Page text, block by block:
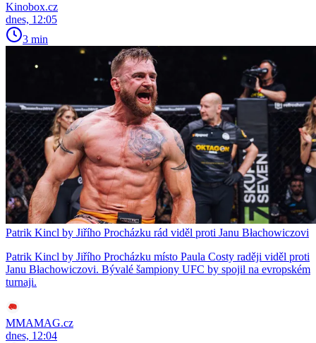
Kinobox.cz
dnes, 12:05
3 min
Patrik Kincl by Jiřího Procházku rád viděl proti Janu Błachowiczovi
Patrik Kincl by Jiřího Procházku místo Paula Costy raději viděl proti
Janu Błachowiczovi. Bývalé šampiony UFC by spojil na evropském
turnaji.
MMAMAG.cz
dnes, 12:04